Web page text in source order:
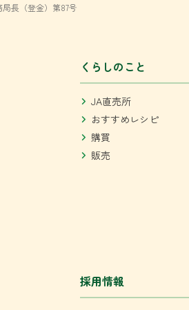
長（登金）第87号
くらしのこと
JA直売所
おすすめレシピ
購買
販売
採用情報